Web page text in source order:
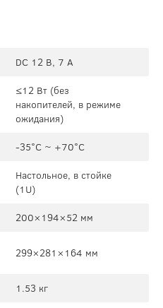
DC 12 В, 7 А
≤12 Вт (без
накопителей, в режиме
ожидания)
-35°C ~ +70°C
Настольное, в стойке
(1U)
200×194×52 мм
299×281×164 мм
1.53 кг